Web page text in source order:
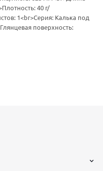
40 г/
1<br>Серия: Калька под
поверхность: